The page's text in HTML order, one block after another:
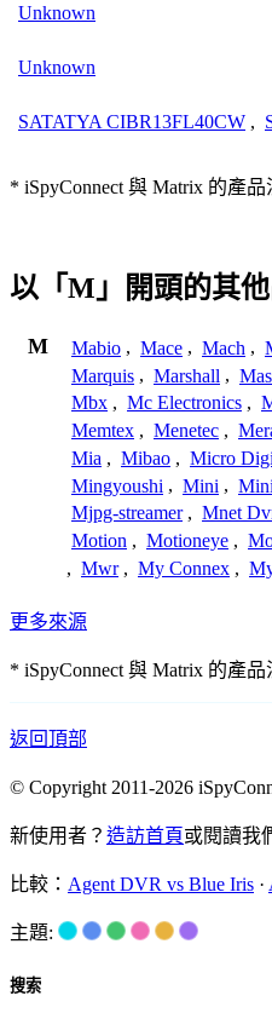
Unknown
Unknown
SATATYA CIBR13FL40CW ,
* iSpyConnect 與 Matrix 的產
以「M」開頭的其
M Mabio , Mace , Mach ,
Marquis , Marshall ,
Mbx , Mc Electronics ,
Memtex , Menetec ,
Mia , Mibao , Micro
Mingyoushi , Mini ,
Mjpg-streamer , Mnet
Motion , Motioneye ,
, Mwr , My Connex ,
更多來源
* iSpyConnect 與 Matrix 的產
返回頂部
© Copyright 2011-2026
新使用者？ 造訪首頁或閱讀我
比較： Agent DVR vs Blue Iris ·
主題:
搜索